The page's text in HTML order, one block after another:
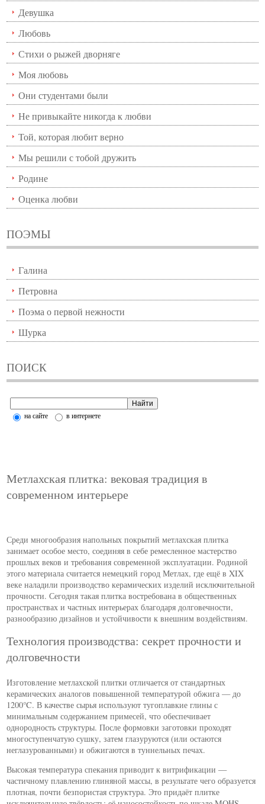
Девушка
Любовь
Стихи о рыжей дворняге
Моя любовь
Они студентами были
Не привыкайте никогда к любви
Той, которая любит верно
Мы решили с тобой дружить
Родине
Оценка любви
ПОЭМЫ
Галина
Петровна
Поэма о первой нежности
Шурка
ПОИСК
на сайте в интернете
Метлахская плитка: вековая традиция в
современном интерьере
Среди многообразия напольных покрытий метлахская плитка
занимает особое место, соединяя в себе ремесленное мастерство
прошлых веков и требования современной эксплуатации. Родиной
этого материала считается немецкий город Метлах, где ещё в XIX
веке наладили производство керамических изделий исключительной
прочности. Сегодня такая плитка востребована в общественных
пространствах и частных интерьерах благодаря долговечности,
разнообразию дизайнов и устойчивости к внешним воздействиям.
Технология производства: секрет прочности и
долговечности
Изготовление метлахской плитки отличается от стандартных
керамических аналогов повышенной температурой обжига — до
1200℃. В качестве сырья используют тугоплавкие глины с
минимальным содержанием примесей, что обеспечивает
однородность структуры. После формовки заготовки проходят
многоступенчатую сушку, затем глазуруются (или остаются
неглазурованными) и обжигаются в туннельных печах.
Высокая температура спекания приводит к витрификации —
частичному плавлению глиняной массы, в результате чего образуется
плотная, почти безпористая структура. Это придаёт плитке